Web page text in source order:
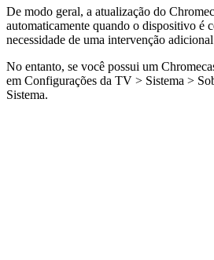
De modo geral, a atualização do
automaticamente quando o dispositivo é
necessidade de uma intervenção
No entanto, se você possui um
em Configurações da TV > Sistema >
Sistema.